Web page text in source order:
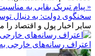
« پیام تبریک بقایی به
سخنگوی دولت: به دنبال
سایر اخبار پول و اقتصاد را
اعتراف رسانه‌های